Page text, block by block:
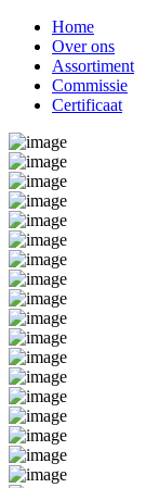
Home
Over ons
Assortiment
Commissie
Certificaat